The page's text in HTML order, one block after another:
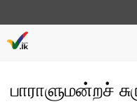
பாராளுமன்றச்